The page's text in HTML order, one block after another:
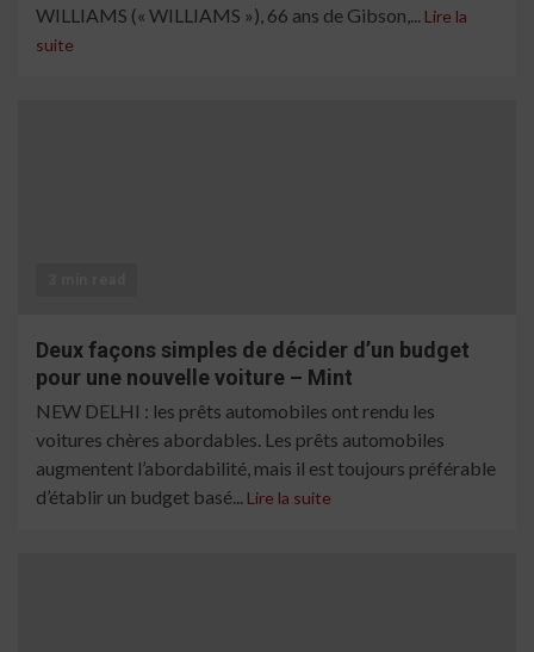
WILLIAMS (« WILLIAMS »), 66 ans de Gibson,... Lire la
suite
Deux façons simples de décider d’un budget
pour une nouvelle voiture – Mint
NEW DELHI : les prêts automobiles ont rendu les
voitures chères abordables. Les prêts automobiles
augmentent l’abordabilité, mais il est toujours préférable
d’établir un budget basé... Lire la suite